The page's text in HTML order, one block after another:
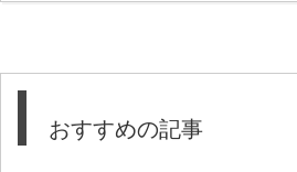
おすすめの記事